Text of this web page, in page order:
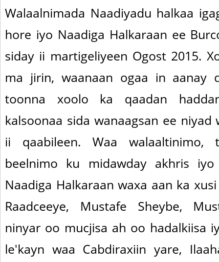
Walaalnimada Naadiyadu halkaa
hore iyo Naadiga Halkaraan ee
siday ii martigeliyeen Ogost 2015.
ma jirin, waanaan ogaa in aanay
toonna xoolo ka qaadan
kalsoonaa sida wanaagsan ee niyad
ii qaabileen. Waa walaaltinimo,
beelnimo ku midawday akhris iyo
Naadiga Halkaraan waxa aan ka
Raadceeye, Mustafe Sheybe,
ninyar oo mucjisa ah oo hadalkiisa
le'kayn waa Cabdiraxiin yare,